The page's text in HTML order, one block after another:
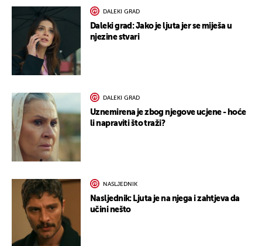
DALEKI GRAD
Daleki grad: Jako je ljuta jer se miješa u
njezine stvari
DALEKI GRAD
Uznemirena je zbog njegove ucjene - hoće
li napraviti što traži?
NASLJEDNIK
Nasljednik: Ljuta je na njega i zahtjeva da
učini nešto